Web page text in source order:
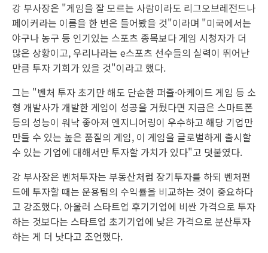
강 부사장은 "게임을 잘 모르는 사람이라도 리그오브레전드나
페이커라는 이름을 한 번은 들어봤을 것"이라며 "미국에서는
야구나 농구 등 인기있는 스포츠 종목보다 게임 시청자가 더
많은 상황이고, 우리나라는 e스포츠 선수들의 실력이 뛰어난
만큼 투자 기회가 있을 것"이라고 했다.
그는 "벤처 투자 초기만 해도 단순한 퍼즐·아케이드 게임 등 소
형 개발사가 개발한 게임이 성공을 거뒀다면 지금은 스마트폰
등의 성능이 워낙 좋아져 엔지니어링이 우수하고 해당 기업만
만들 수 있는 높은 품질의 게임, 이 게임을 글로벌하게 출시할
수 있는 기업에 대해서만 투자할 가치가 있다"고 덧붙였다.
강 부사장은 벤처투자는 부동산처럼 장기투자를 하되 벤처펀
드에 투자할 때는 운용팀의 수익률을 비교하는 것이 중요하다
고 강조했다. 아울러 스타트업 후기기업에 비싼 가격으로 투자
하는 것보다는 스타트업 초기기업에 낮은 가격으로 분산투자
하는 게 더 낫다고 조언했다.